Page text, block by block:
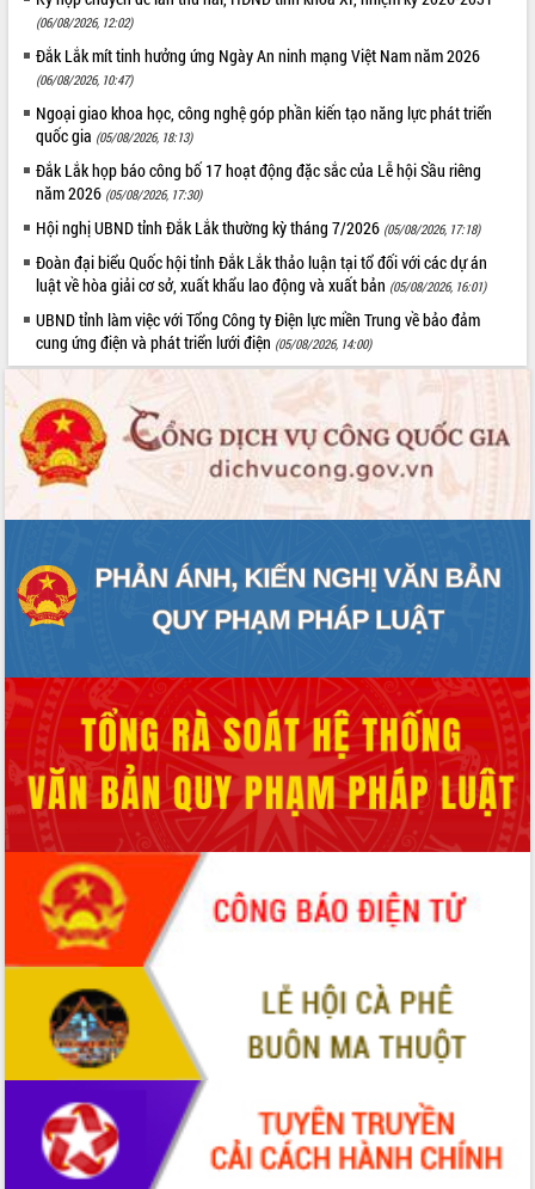
(06/08/2026, 12:02)
Đắk Lắk mít tinh hưởng ứng Ngày An ninh mạng Việt Nam năm 2026
(06/08/2026, 10:47)
Ngoại giao khoa học, công nghệ góp phần kiến tạo năng lực phát triển
quốc gia (05/08/2026, 18:13)
Đắk Lắk họp báo công bố 17 hoạt động đặc sắc của Lễ hội Sầu riêng
năm 2026 (05/08/2026, 17:30)
Hội nghị UBND tỉnh Đắk Lắk thường kỳ tháng 7/2026 (05/08/2026, 17:18)
Đoàn đại biểu Quốc hội tỉnh Đắk Lắk thảo luận tại tổ đối với các dự án
luật về hòa giải cơ sở, xuất khẩu lao động và xuất bản (05/08/2026, 16:01)
UBND tỉnh làm việc với Tổng Công ty Điện lực miền Trung về bảo đảm
cung ứng điện và phát triển lưới điện (05/08/2026, 14:00)